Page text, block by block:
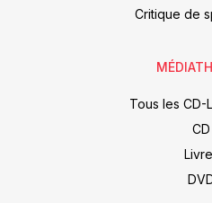
Critique de
Tous les CD-
CD